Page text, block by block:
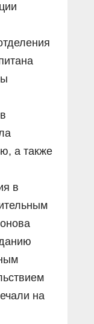
а также
в
на